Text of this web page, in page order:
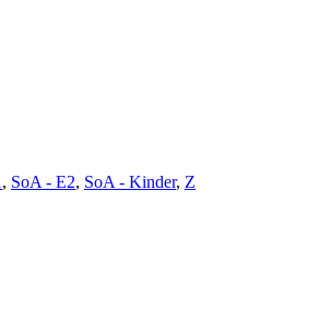
, SoA - E2, SoA - Kinder, Z